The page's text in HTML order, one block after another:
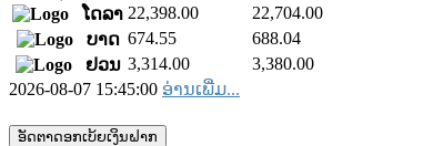
ໂດລາ 22,398.00
22,704.00
ບາດ 674.55
688.04
ຢວນ 3,314.00
3,380.00
2026-08-07 15:45:00 ອ່ານເພີ່ມ...
ອັດຕາດອກເບ້ຍເງິນຝາກ